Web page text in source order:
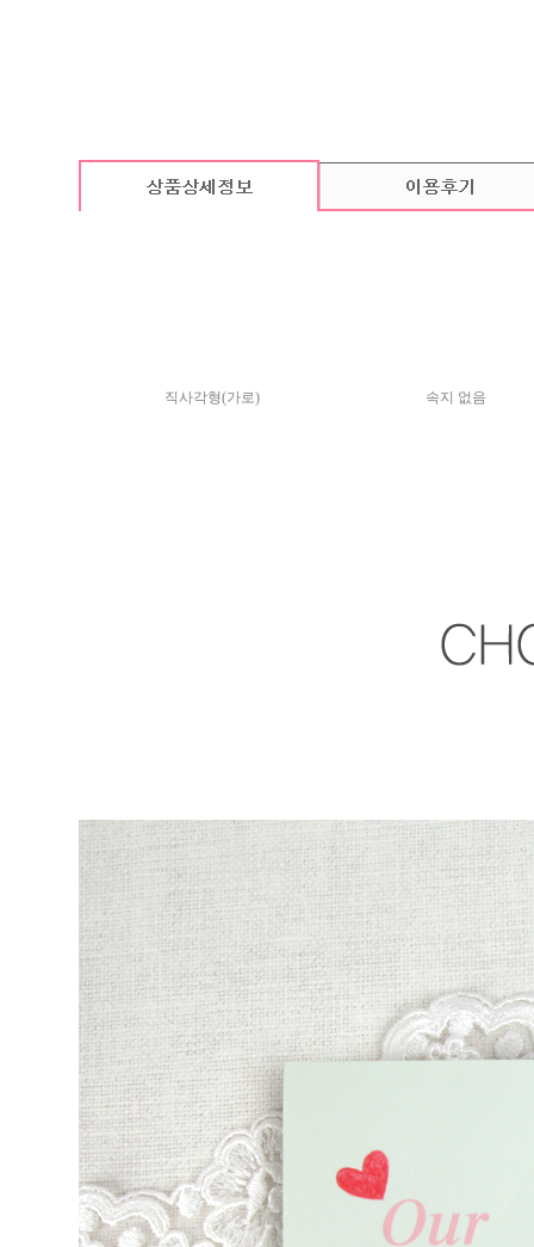
카드 기본구성
(상품의 기본구성은 카드, 봉투, 스티커로 이루어져 있습니다.)
직사각형(가로) 속지 없음